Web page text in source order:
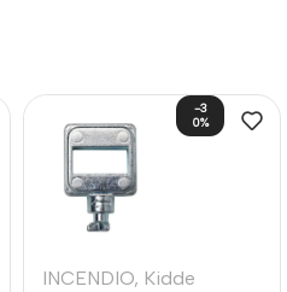
-3
0%
INCENDIO, Kidde